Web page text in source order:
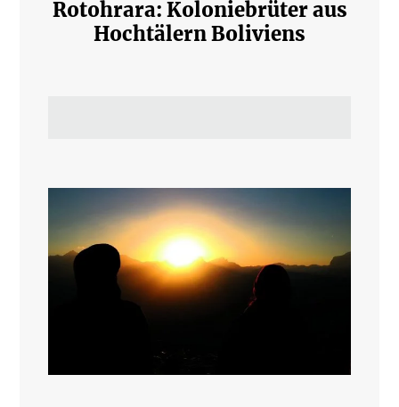
Rotohrara: Koloniebrüter aus
Hochtälern Boliviens